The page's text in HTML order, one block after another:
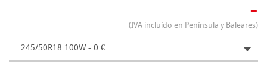
-
(IVA incluído en Península y Baleares)
245/50R18 100W - 0 €